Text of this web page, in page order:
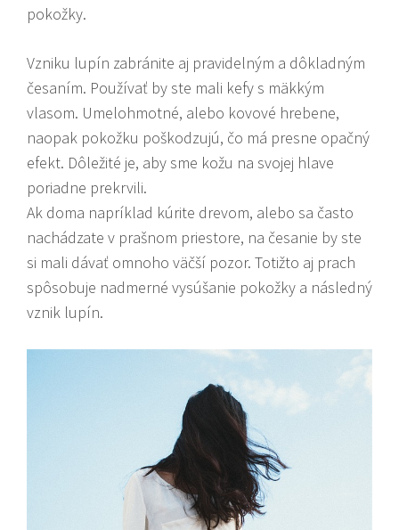
pokožky.
Vzniku lupín zabránite aj pravidelným a dôkladným
česaním. Používať by ste mali kefy s mäkkým
vlasom. Umelohmotné, alebo kovové hrebene,
naopak pokožku poškodzujú, čo má presne opačný
efekt. Dôležité je, aby sme kožu na svojej hlave
poriadne prekrvili.
Ak doma napríklad kúrite drevom, alebo sa často
nachádzate v prašnom priestore, na česanie by ste
si mali dávať omnoho väčší pozor. Totižto aj prach
spôsobuje nadmerné vysúšanie pokožky a následný
vznik lupín.